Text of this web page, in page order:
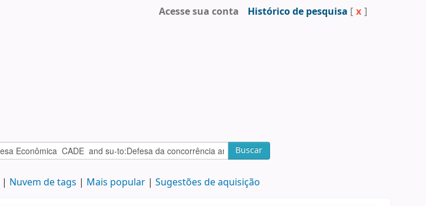
Acesse sua conta Histórico de pesquisa [ x ]
Buscar
Nuvem de tags Mais popular Sugestões de aquisição